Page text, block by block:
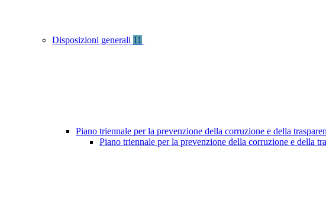
Disposizioni generali 11
Piano triennale per la prevenzione della corruzione e della
Piano triennale per la prevenzione della corruzione e della